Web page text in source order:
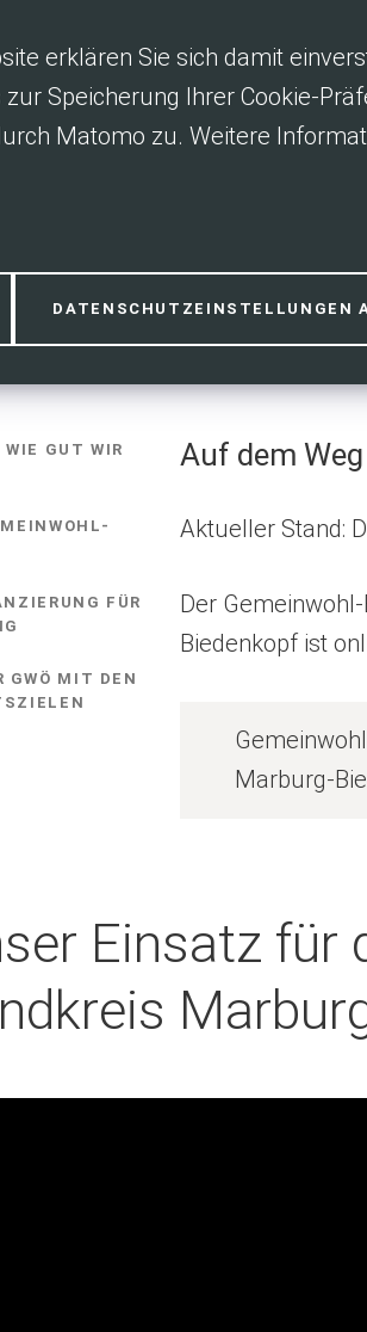
erklären Sie sich damit
Speicherung Ihrer Cookie-
Matomo zu. Weitere
DATENSCHUTZEINSTELLUNGEN
GUT WIR
FÜR
GWÖ MIT DEN
Auf dem
Aktueller Stand:
Der
Biedenkopf ist
Marburg-
Einsatz für